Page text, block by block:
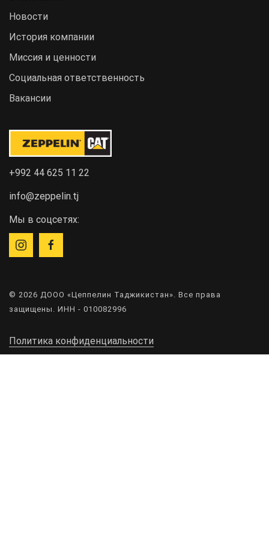
Новости
История компании
Миссия и ценности
Социальная ответственность
Вакансии
+992 44 625 11 22
info@zeppelin.tj
Мы в соцсетях:
© 2026 ДООО «Цеппелин Таджикистан». Все права
защищены. ИНН - 010082996
Политика конфиденциальности